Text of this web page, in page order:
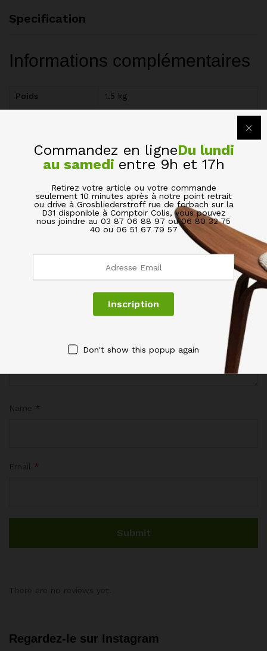
Specification
Informations complémentaires
Poids
1.5 kg
Avis (0)
BE THE FIRST TO REVIEW “PLANCHE À DÉCOUPER
SOLIDE EN BAMBOU AVEC 4 PIEDS”
Votre adresse de messagerie ne sera pas publiée. Les
Votre évaluation de ce produit
*
*
Regardez-le sur Instagram
Commandez en ligneDu lundi
au samedi entre 9h et 17h
Retirez votre article ou votre commande
seulement 10 minutes après à notre point retrait
ou drive à Grosbliederstroff rue de forbach sur la
D31 disponible à Comptoir Colis, vous pouvez
nous joindre au 03 87 06 88 97 ou 06 80 32 75
40 ou 06 51 67 79 57
Don't show this popup again